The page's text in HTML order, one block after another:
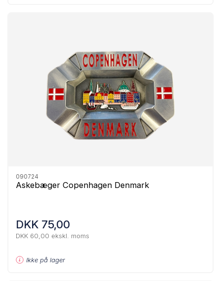
090724
Askebæger Copenhagen Denmark
DKK 75,00
DKK 60,00 ekskl. moms
Ikke på lager